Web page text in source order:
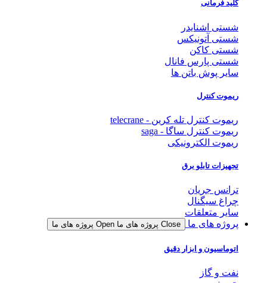
کلید فرمانی
شستی اشنایدر
شستی آتونیکس
شستی کاکن
شستی پارس فانال
سایر پوش باتن ها
ریموت کنترل
ریموت کنترل تله کرین - telecrane
ریموت کنترل ساگا - saga
ریموت الکترونیکی
تجهیزات تابلو برق
ترانس جریان
چراغ سیگنال
سایر متعلقات
پروژه های ما
Close پروژه های ما Open پروژه های ما
اتوماسیون و ابزار دقیق
نفت و گاز